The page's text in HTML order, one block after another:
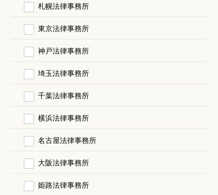
札幌法律事務所
東京法律事務所
神戸法律事務所
埼玉法律事務所
千葉法律事務所
横浜法律事務所
名古屋法律事務所
大阪法律事務所
姫路法律事務所